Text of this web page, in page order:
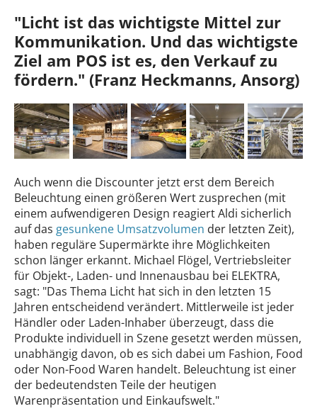
"Licht ist das wichtigste Mittel zur
Kommunikation. Und das wichtigste
Ziel am POS ist es, den Verkauf zu
fördern." (Franz Heckmanns, Ansorg)
Auch wenn die Discounter jetzt erst dem Bereich
Beleuchtung einen größeren Wert zusprechen (mit
einem aufwendigeren Design reagiert Aldi sicherlich
auf das gesunkene Umsatzvolumen der letzten Zeit),
haben reguläre Supermärkte ihre Möglichkeiten
schon länger erkannt. Michael Flögel, Vertriebsleiter
für Objekt-, Laden- und Innenausbau bei ELEKTRA,
sagt: "Das Thema Licht hat sich in den letzten 15
Jahren entscheidend verändert. Mittlerweile ist jeder
Händler oder Laden-Inhaber überzeugt, dass die
Produkte individuell in Szene gesetzt werden müssen,
unabhängig davon, ob es sich dabei um Fashion, Food
oder Non-Food Waren handelt. Beleuchtung ist einer
der bedeutendsten Teile der heutigen
Warenpräsentation und Einkaufswelt."